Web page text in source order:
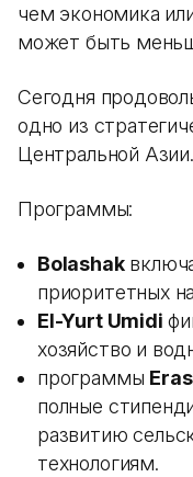
чем экономика
может быть
Сегодня
одно из
Центральной Азии.
Программы:
Bolashak
приоритетных
El-Yurt Umidi
хозяйство и
программы
полные
развитию
технологиям.